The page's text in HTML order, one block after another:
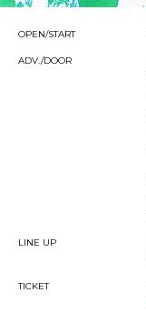
OPEN/START
ADV./DOOR
LINE UP
TICKET